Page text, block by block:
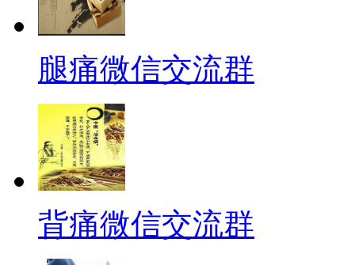
腿痛微信交流群
背痛微信交流群